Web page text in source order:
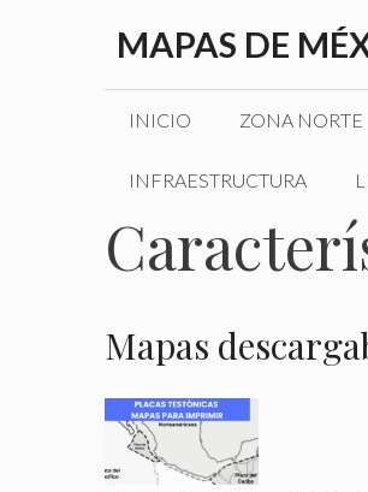
MAPAS DE
INICIO ZONA NORTE
INFRAESTRUCTURA
Mapas